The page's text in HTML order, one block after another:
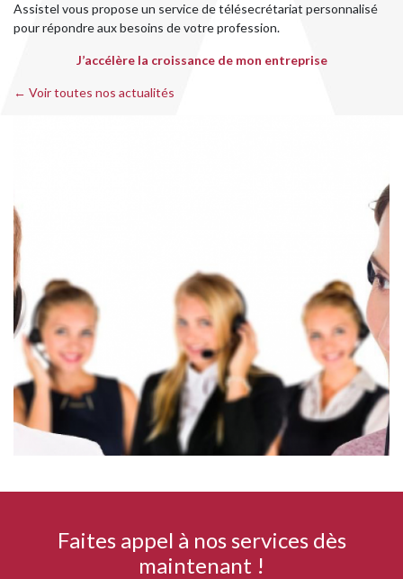
Assistel vous propose un service de télésecrétariat personnalisé
pour répondre aux besoins de votre profession.
J’accélère la croissance de mon entreprise
← Voir toutes nos actualités
Faites appel à nos services dès
maintenant !